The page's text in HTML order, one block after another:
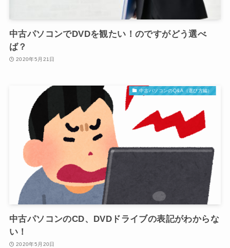
中古パソコンでDVDを観たい！のですがどう選べ
ば？
2020年5月21日
中古パソコンのQ&A（選び方編）
中古パソコンのCD、DVDドライブの表記がわからな
い！
2020年5月20日